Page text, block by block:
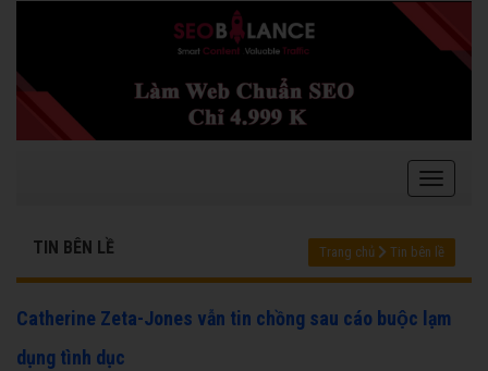
TIN BÊN LỀ Trang chủ Tin bên lề
Catherine Zeta-Jones vẫn tin chồng sau cáo buộc lạm
dụng tình dục